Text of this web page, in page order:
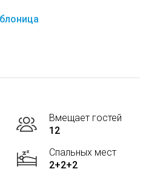
Вмещает гостей
12
Спальных мест
2+2+2